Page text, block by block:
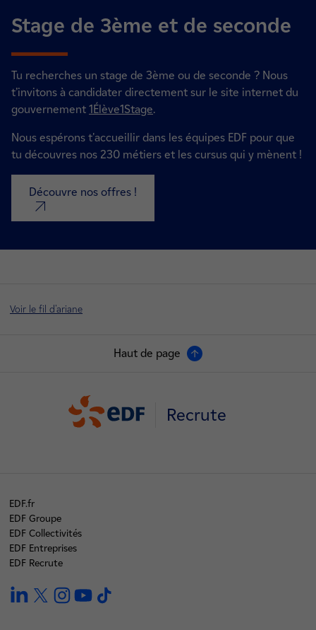
Stage de 3ème et de seconde
Tu recherches un stage de 3ème ou de seconde ? Nous
t’invitons à candidater directement sur le site internet du
gouvernement 1Élève1Stage.
Nous espérons t'accueillir dans les équipes EDF pour que
tu découvres nos 230 métiers et les cursus qui y mènent !
Découvre nos offres !
nouvel onglet
Voir le fil d'ariane
Haut de page
Recrute
EDF.fr
EDF Groupe
EDF Collectivités
EDF Entreprises
EDF Recrute
linkedintwitterinstagramyoutube